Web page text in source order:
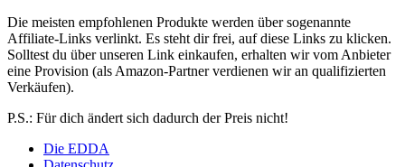
Die meisten empfohlenen Produkte werden über sogenannte
Affiliate-Links verlinkt. Es steht dir frei, auf diese Links zu klicken.
Solltest du über unseren Link einkaufen, erhalten wir vom Anbieter
eine Provision (als Amazon-Partner verdienen wir an qualifizierten
Verkäufen).
P.S.: Für dich ändert sich dadurch der Preis nicht!
Die EDDA